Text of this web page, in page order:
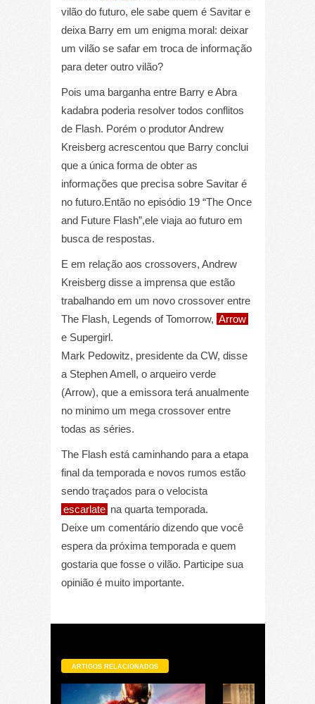
vilão do futuro, ele sabe quem é Savitar e
deixa Barry em um enigma moral: deixar
um vilão se safar em troca de informação
para deter outro vilão?
Pois uma barganha entre Barry e Abra
kadabra poderia resolver todos conflitos
de Flash. Porém o produtor Andrew
Kreisberg acrescentou que Barry conclui
que a única forma de obter as
informações que precisa sobre Savitar é
no futuro.Então no episódio 19 “The Once
and Future Flash”,ele viaja ao futuro em
busca de respostas.
E em relação aos crossovers, Andrew
Kreisberg disse a imprensa que estão
trabalhando em um novo crossover entre
The Flash, Legends of Tomorrow, Arrow
e Supergirl.
Mark Pedowitz, presidente da CW, disse
a Stephen Amell, o arqueiro verde
(Arrow), que a emissora terá anualmente
no minimo um mega crossover entre
todas as séries.
The Flash está caminhando para a etapa
final da temporada e novos rumos estão
sendo traçados para o velocista
escarlate na quarta temporada.
Deixe um comentário dizendo que você
espera da próxima temporada e quem
gostaria que fosse o vilão. Participe sua
opinião é muito importante.
ARTIGOS RELACIONADOS